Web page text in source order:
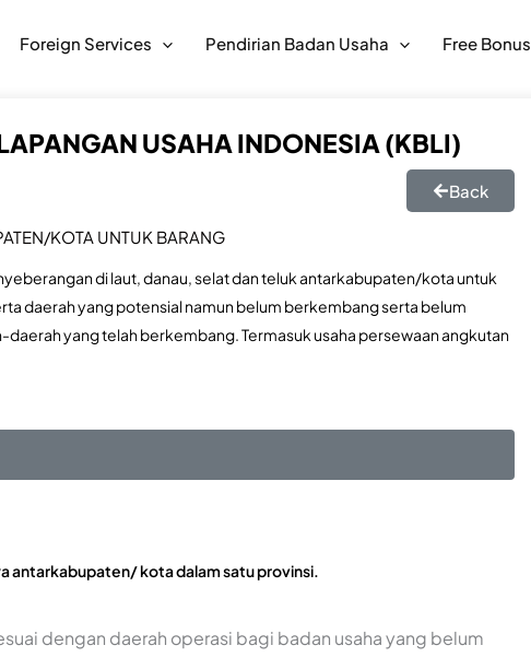
Foreign Services Pendirian Badan Usaha Free Bonus
USAHA INDONESIA (KBLI)
Back
KOTA UNTUK BARANG
di laut, danau, selat dan teluk antarkabupaten/kota untuk
daerah yang potensial namun belum berkembang serta belum
yang telah berkembang. Termasuk usaha persewaan angkutan
antarkabupaten/ kota dalam satu provinsi.
dengan daerah operasi bagi badan usaha yang belum